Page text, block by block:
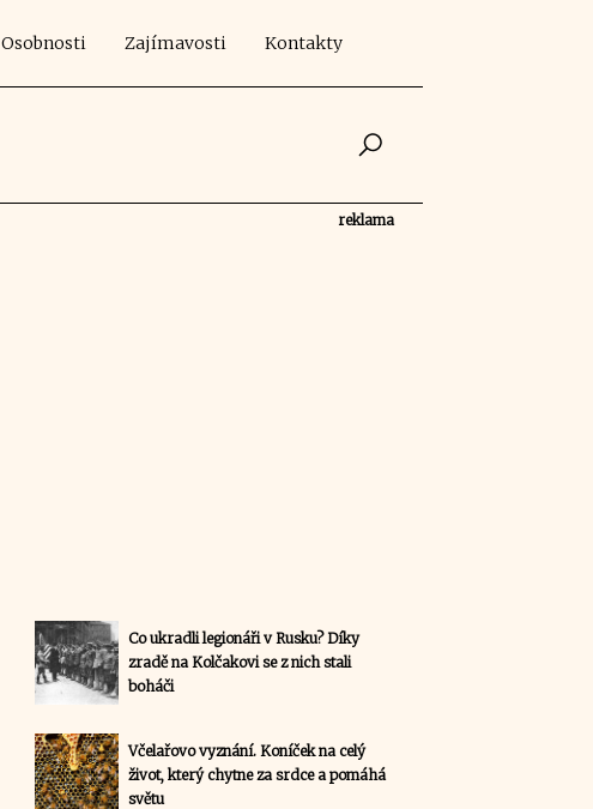
Osobnosti Zajímavosti Kontakty
reklama
Co ukradli legionáři v Rusku? Díky
zradě na Kolčakovi se z nich stali
boháči
Včelařovo vyznání. Koníček na celý
život, který chytne za srdce a pomáhá
světu